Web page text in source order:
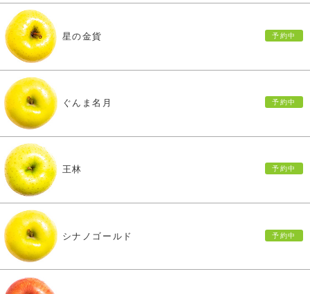
星の金貨
ぐんま名月
王林
シナノゴールド